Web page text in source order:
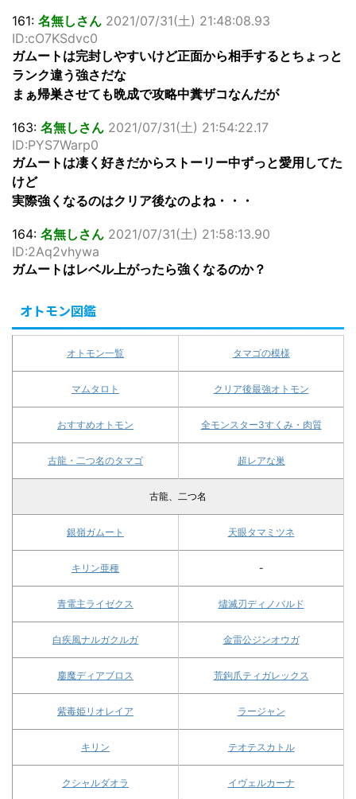
161: 名無しさん 2021/07/31(土) 21:48:08.93
ID:cO7KSdvc0
ガムートは完封しやすいけど正面から相手するとちょっと
ランク違う強さだな
まぁ帰巣させても晩成で攻略中糞ザコなんだが
163: 名無しさん 2021/07/31(土) 21:54:22.17
ID:PYS7Warp0
ガムートは凄く好きだからストーリー中ずっと愛用してた
けど
実際強くなるのはクリア後なのよね・・・
164: 名無しさん 2021/07/31(土) 21:58:13.90
ID:2Aq2vhywa
ガムートはレベル上がったら強くなるのか？
オトモン図鑑
オトモン一覧 タマゴの模様
マムタロト クリア後最強オトモン
おすすめオトモン 全モンスター3すくみ・肉質
古龍・二つ名のタマゴ 超レアな巣
古龍、二つ名
銀嶺ガムート 天眼タマミツネ
キリン亜種 -
青電主ライゼクス 燼滅刃ディノバルド
白疾風ナルガクルガ 金雷公ジンオウガ
鏖魔ディアブロス 荒鉤爪ティガレックス
紫毒姫リオレイア ラージャン
キリン テオテスカトル
クシャルダオラ イヴェルカーナ